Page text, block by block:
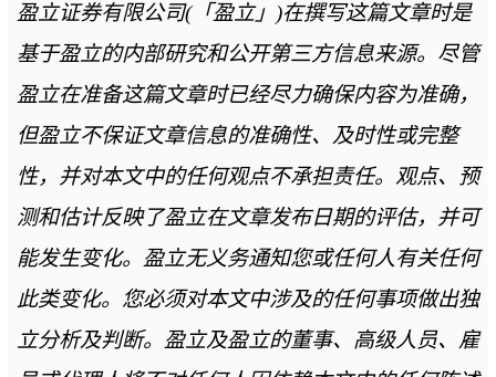
盈立证券有限公司(「盈立」)在撰写这篇文章时是
基于盈立的内部研究和公开第三方信息来源。尽管
盈立在准备这篇文章时已经尽力确保内容为准确，
但盈立不保证文章信息的准确性、及时性或完整
性，并对本文中的任何观点不承担责任。观点、预
测和估计反映了盈立在文章发布日期的评估，并可
能发生变化。盈立无义务通知您或任何人有关任何
此类变化。您必须对本文中涉及的任何事项做出独
立分析及判断。盈立及盈立的董事、高级人员、雇